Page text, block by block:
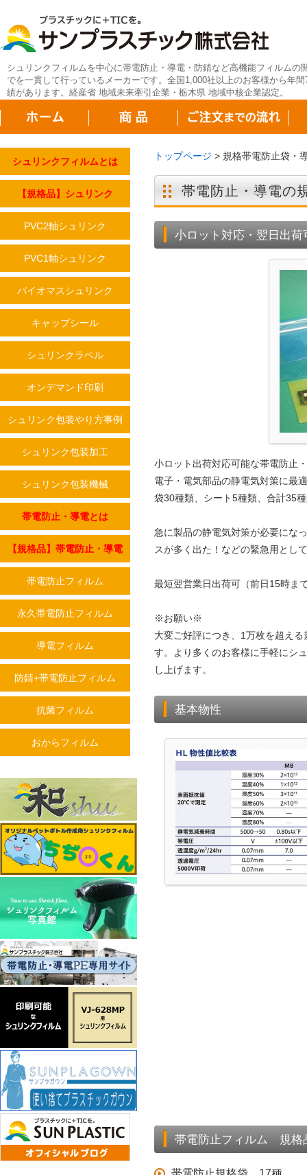
シュリンクフィルムを中心に帯電防止・導電・防錆など高機能フィルムの
でを一貫して行っているメーカーです。全国1,000社以上のお客様から年
績があります。経産省 地域未来牽引企業・栃木県 地域中核企業認定。
シュリンクフィルムとは
【規格品】シュリンク
PVC2軸シュリンク
PVC1軸シュリンク
バイオマスシュリンク
キャップシール
シュリンクラベル
オンデマンド印刷
シュリンク包装やり方事例
シュリンク包装加工
シュリンク包装機械
帯電防止・導電とは
【規格品】帯電防止・導電
帯電防止フィルム
永久帯電防止フィルム
導電フィルム
防錆+帯電防止フィルム
抗菌フィルム
おからフィルム
トップページ > 規格帯電防止袋・
帯電防止・導電の
小ロット対応・翌日出荷
小ロット出荷対応可能な帯電防止
電子・電気部品の静電気対策に最
袋30種類、シート5種類、合計35
急に製品の静電気対策が必要にな
スが多く出た！などの緊急用とし
最短翌営業日出荷可（前日15時ま
※お願い※
大変ご好評につき、1万枚を超え
す。より多くのお客様に手軽にシ
し上げます。
基本物性
帯電防止フィルム 規格